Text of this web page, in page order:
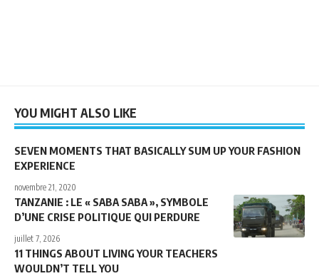
YOU MIGHT ALSO LIKE
SEVEN MOMENTS THAT BASICALLY SUM UP YOUR FASHION
EXPERIENCE
novembre 21, 2020
TANZANIE : LE « SABA SABA », SYMBOLE
D’UNE CRISE POLITIQUE QUI PERDURE
juillet 7, 2026
11 THINGS ABOUT LIVING YOUR TEACHERS
WOULDN’T TELL YOU